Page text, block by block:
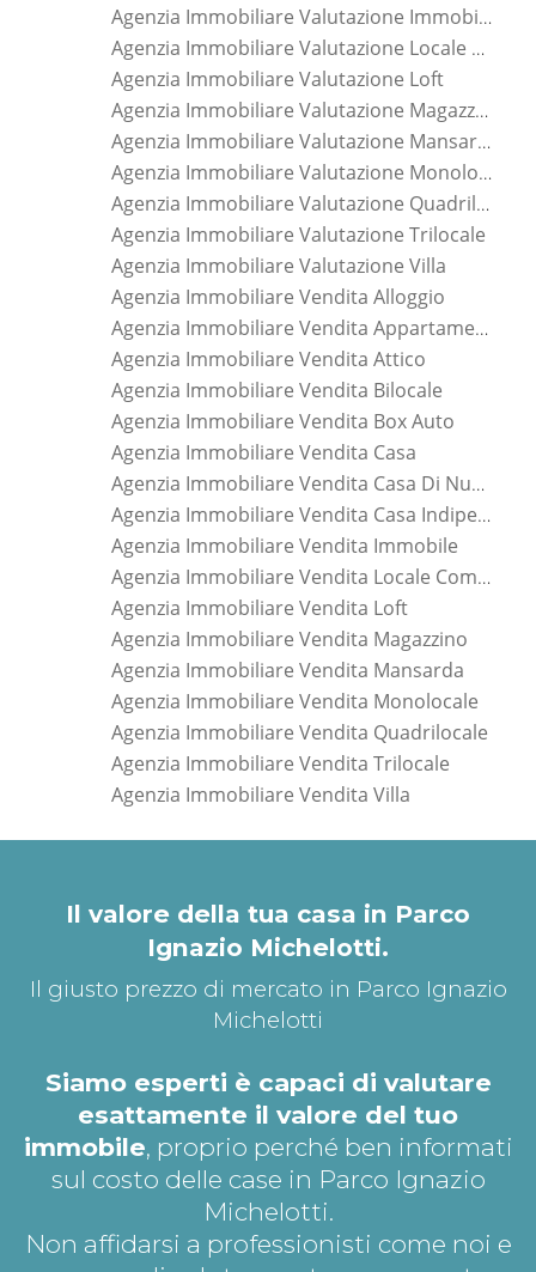
Agenzia Immobiliare Valutazione Immobile
Agenzia Immobiliare Valutazione Locale Commerciale
Agenzia Immobiliare Valutazione Loft
Agenzia Immobiliare Valutazione Magazzino
Agenzia Immobiliare Valutazione Mansarda
Agenzia Immobiliare Valutazione Monolocale
Agenzia Immobiliare Valutazione Quadrilocale
Agenzia Immobiliare Valutazione Trilocale
Agenzia Immobiliare Valutazione Villa
Agenzia Immobiliare Vendita Alloggio
Agenzia Immobiliare Vendita Appartamento
Agenzia Immobiliare Vendita Attico
Agenzia Immobiliare Vendita Bilocale
Agenzia Immobiliare Vendita Box Auto
Agenzia Immobiliare Vendita Casa
Agenzia Immobiliare Vendita Casa Di Nuova Costruzione
Agenzia Immobiliare Vendita Casa Indipendente
Agenzia Immobiliare Vendita Immobile
Agenzia Immobiliare Vendita Locale Commerciale
Agenzia Immobiliare Vendita Loft
Agenzia Immobiliare Vendita Magazzino
Agenzia Immobiliare Vendita Mansarda
Agenzia Immobiliare Vendita Monolocale
Agenzia Immobiliare Vendita Quadrilocale
Agenzia Immobiliare Vendita Trilocale
Agenzia Immobiliare Vendita Villa
Il valore della tua casa in Parco
Ignazio Michelotti.
Il giusto prezzo di mercato in Parco Ignazio
Michelotti
Siamo esperti è capaci di valutare
esattamente il valore del tuo
immobile, proprio perché ben informati
sul costo delle case in Parco Ignazio
Michelotti.
Non affidarsi a professionisti come noi e